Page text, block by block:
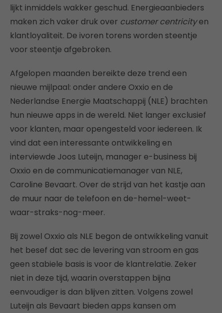
lijkt inmiddels wakker geschud. Energieaanbieders
maken zich vaker druk over customer centricityen
klantloyaliteit. De ivoren torens worden steentje
voor steentje afgebroken.
Afgelopen maanden bereikte deze trend een
nieuwe mijlpaal: onder andere Oxxio en de
Nederlandse Energie Maatschappij (NLE) brachten
hun nieuwe apps in de wereld. Niet langer exclusief
voor klanten, maar opengesteld voor iedereen. Ik
vind dat een interessante ontwikkeling en
interviewde Joos Luteijn, manager e-business bij
Oxxio en de communicatiemanager van NLE,
Caroline Bevaart. Over de strijd van het kastje aan
de muur naar de telefoon en de-hemel-weet-
waar-straks-nog-meer.
Bij zowel Oxxio als NLE begon de ontwikkeling vanuit
het besef dat sec de levering van stroom en gas
geen stabiele basis is voor de klantrelatie. Zeker
niet in deze tijd, waarin overstappen bijna
eenvoudiger is dan blijven zitten. Volgens zowel
Luteijn als Bevaart bieden apps kansen om